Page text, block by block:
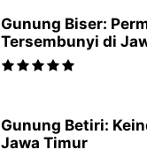
Gunung Biser:
Tersembunyi di
Gunung Betiri:
Jawa Timur